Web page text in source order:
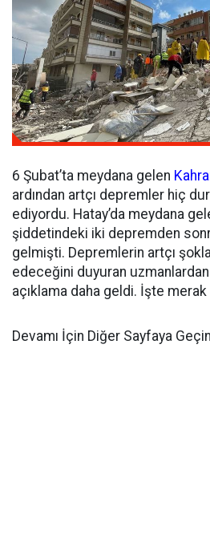
6 Şubat’ta meydana gelen
ardından artçı depremler hiç
ediyordu. Hatay’da meydana
şiddetindeki iki depremden
gelmişti. Depremlerin artçı
edeceğini duyuran
açıklama daha geldi. İşte
Devamı İçin Diğer Sayfaya